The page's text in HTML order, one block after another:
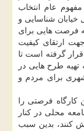
عام انتخاب
در طول خیابان شناسایی و
فرصت هایی برای
جهت ارتقای کیفیت
گرفته است تا
تهیه طرح هایی در
شهری برای مردم و
کارگاه فرصتی را
محلی در کنار
کنند، بدین سبب